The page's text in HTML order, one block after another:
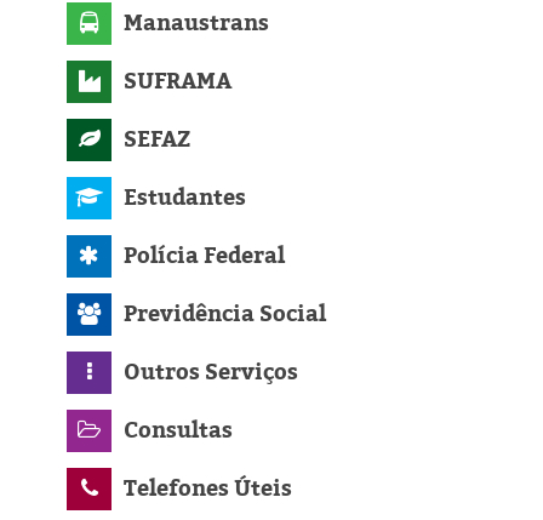
Manaustrans
SUFRAMA
SEFAZ
Estudantes
Polícia Federal
Previdência Social
Outros Serviços
Consultas
Telefones Úteis